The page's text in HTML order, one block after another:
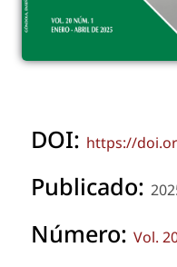
DOI: https://
Publicado:
Número: Vol.